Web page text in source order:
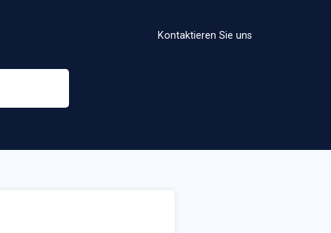
Kontaktieren Sie uns